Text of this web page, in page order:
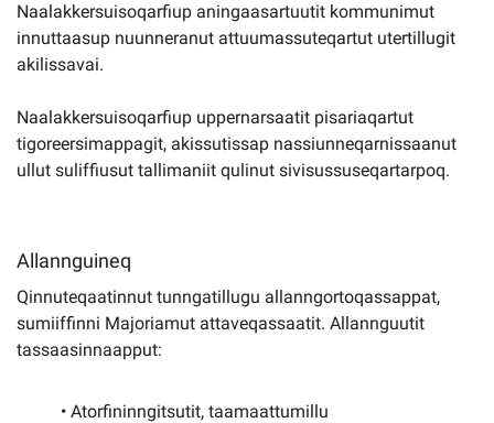
Naalakkersuisoqarfiup aningaasartuutit kommunimut
innuttaasup nuunneranut attuumassuteqartut utertillugit
akilissavai.
Naalakkersuisoqarfiup uppernarsaatit pisariaqartut
tigoreersimappagit, akissutissap nassiunneqarnissaanut
ullut suliffiusut tallimaniit qulinut sivisussuseqartarpoq.
Allannguineq
Qinnuteqaatinnut tunngatillugu allanngortoqassappat,
sumiiffinni Majoriamut attaveqassaatit. Allannguutit
tassaasinnaapput:
• Atorfininngitsutit, taamaattumillu